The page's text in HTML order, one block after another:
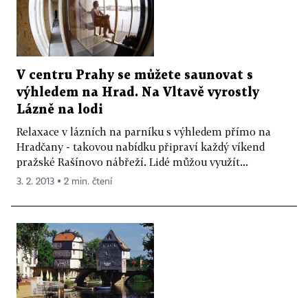
V centru Prahy se můžete saunovat s
výhledem na Hrad. Na Vltavě vyrostly
Lázně na lodi
Relaxace v lázních na parníku s výhledem přímo na
Hradčany - takovou nabídku připraví každý víkend
pražské Rašínovo nábřeží. Lidé můžou využít...
3. 2. 2013 ▪ 2 min. čtení